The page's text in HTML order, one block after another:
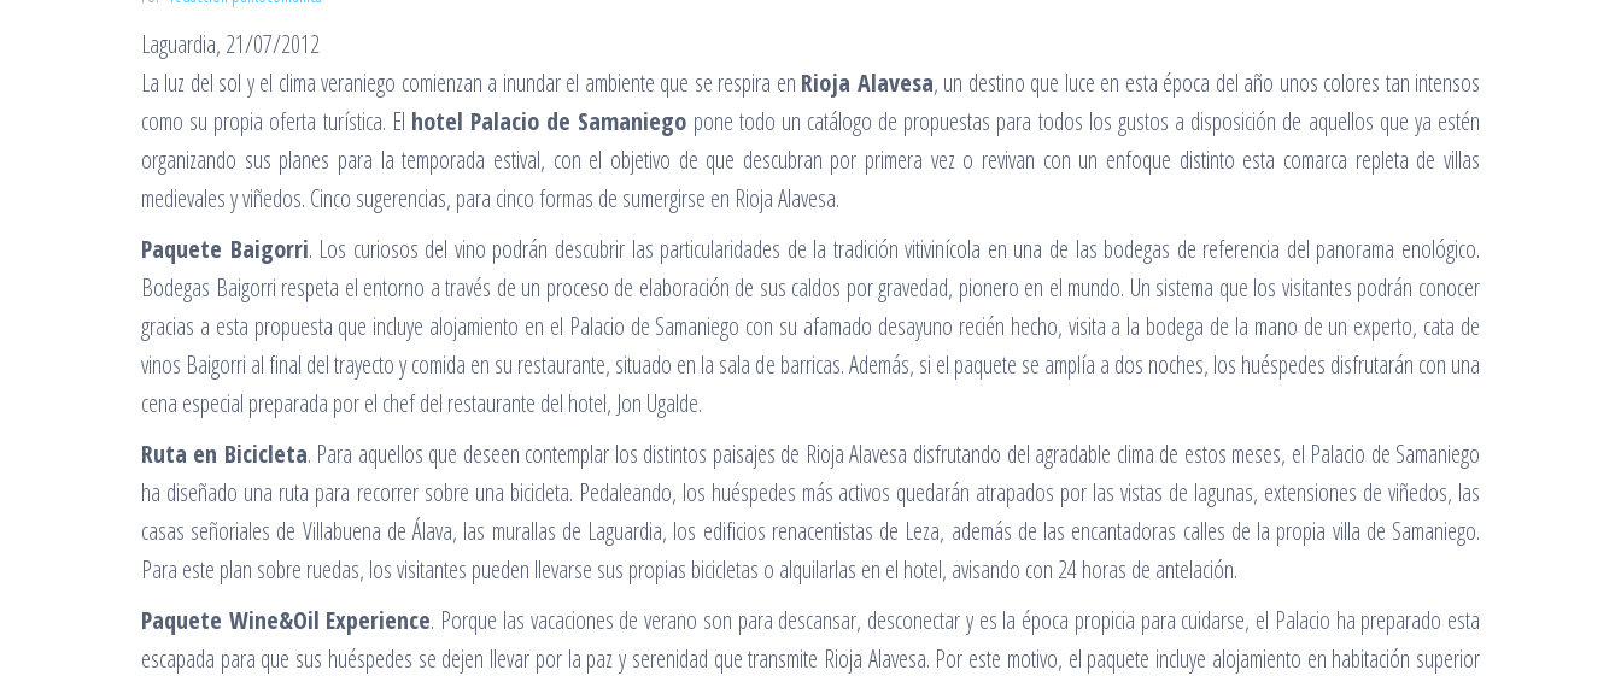
Laguardia, 21/07/2012
La luz del sol y el clima veraniego comienzan a inundar el ambiente que se respira en Rioja Alavesa, un destino que luce en esta época del año unos colores tan intensos
como su propia oferta turística. El hotel Palacio de Samaniego pone todo un catálogo de propuestas para todos los gustos a disposición de aquellos que ya estén
organizando sus planes para la temporada estival, con el objetivo de que descubran por primera vez o revivan con un enfoque distinto esta comarca repleta de villas
medievales y viñedos. Cinco sugerencias, para cinco formas de sumergirse en Rioja Alavesa.
Paquete Baigorri. Los curiosos del vino podrán descubrir las particularidades de la tradición vitivinícola en una de las bodegas de referencia del panorama enológico.
Bodegas Baigorri respeta el entorno a través de un proceso de elaboración de sus caldos por gravedad, pionero en el mundo. Un sistema que los visitantes podrán conocer
gracias a esta propuesta que incluye alojamiento en el Palacio de Samaniego con su afamado desayuno recién hecho, visita a la bodega de la mano de un experto, cata de
vinos Baigorri al final del trayecto y comida en su restaurante, situado en la sala de barricas. Además, si el paquete se amplía a dos noches, los huéspedes disfrutarán con una
cena especial preparada por el chef del restaurante del hotel, Jon Ugalde.
Ruta en Bicicleta. Para aquellos que deseen contemplar los distintos paisajes de Rioja Alavesa disfrutando del agradable clima de estos meses, el Palacio de Samaniego
ha diseñado una ruta para recorrer sobre una bicicleta. Pedaleando, los huéspedes más activos quedarán atrapados por las vistas de lagunas, extensiones de viñedos, las
casas señoriales de Villabuena de Álava, las murallas de Laguardia, los edificios renacentistas de Leza, además de las encantadoras calles de la propia villa de Samaniego.
Para este plan sobre ruedas, los visitantes pueden llevarse sus propias bicicletas o alquilarlas en el hotel, avisando con 24 horas de antelación.
Paquete Wine&Oil Experience. Porque las vacaciones de verano son para descansar, desconectar y es la época propicia para cuidarse, el Palacio ha preparado esta
escapada para que sus huéspedes se dejen llevar por la paz y serenidad que transmite Rioja Alavesa. Por este motivo, el paquete incluye alojamiento en habitación superior